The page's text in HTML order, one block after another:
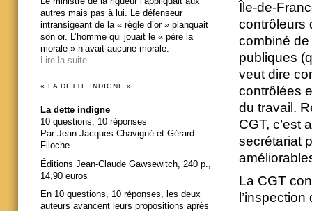
Île-de-
contrôleurs
combiné
publiques
veut dire
contrôlées
du travail.
CGT, c’est
secrétariat
La CGT
autres mais pas à lui. Le défenseur
intransigeant de la « règle d’or » planquait
son or. L’homme qui jouait le « père la
morale » n’avait aucune morale.
Lire la suite
« LA DETTE INDIGNE »
La dette indigne
10 questions, 10 réponses
Par Jean-Jacques Chavigné et Gérard
Filoche.
Éditions Jean-Claude Gawsewitch, 240 p.,
14,90 euros
En 10 questions, 10 réponses, les deux
auteurs avancent leurs propositions après